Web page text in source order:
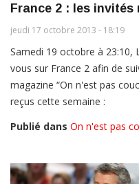
France 2 : les
jeudi 17 octobre 2013 - 18:19
Samedi 19 octobre à 23:10,
vous sur France 2 afin de
magazine “On n'est pas
reçus cette semaine :
Publié dans On n'est pas